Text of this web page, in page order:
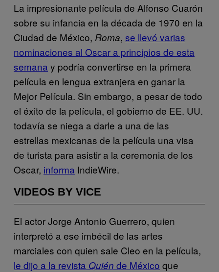
La impresionante película de Alfonso Cuarón
sobre su infancia en la década de 1970 en la
Ciudad de México, Roma, se llevó varias
nominaciones al Oscar a principios de esta
semana y podría convertirse en la primera
película en lengua extranjera en ganar la
Mejor Película. Sin embargo, a pesar de todo
el éxito de la película, el gobierno de EE. UU.
todavía se niega a darle a una de las
estrellas mexicanas de la película una visa
de turista para asistir a la ceremonia de los
Oscar, informa IndieWire.
VIDEOS BY VICE
El actor Jorge Antonio Guerrero, quien
interpretó a ese imbécil de las artes
marciales con quien sale Cleo en la película,
le dijo a la revista Quién de México que